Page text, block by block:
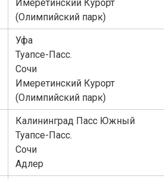
Имеретинский Курорт
(Олимпийский парк)
Уфа
Туапсе-Пасс.
Сочи
Имеретинский Курорт
(Олимпийский парк)
Калининград Пасс Южный
Туапсе-Пасс.
Сочи
Адлер